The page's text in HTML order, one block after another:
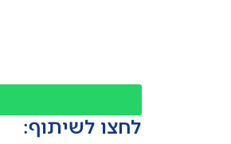
לחצו לשיתוף: